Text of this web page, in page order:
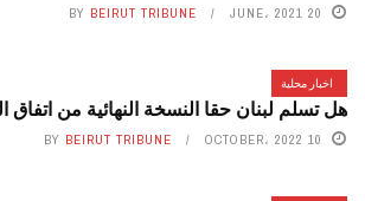
20 JUNE، 2021 BY BEIRUT TRIBUNE
اخبار محلية
هل تسلم لبنان حقا النسخة النهائية من اتفاق
10 OCTOBER، 2022 BY BEIRUT TRIBUNE